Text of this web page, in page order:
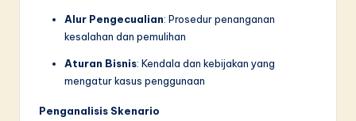
Alur Pengecualian: Prosedur penanganan
kesalahan dan pemulihan
Aturan Bisnis: Kendala dan kebijakan yang
mengatur kasus penggunaan
Penganalisis Skenario